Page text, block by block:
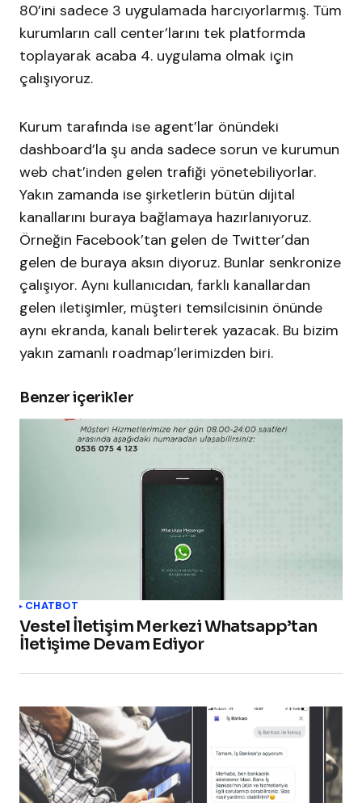
80’ini sadece 3 uygulamada harcıyorlarmış. Tüm
kurumların call center’larını tek platformda
toplayarak acaba 4. uygulama olmak için
çalışıyoruz.
Kurum tarafında ise agent’lar önündeki
dashboard’la şu anda sadece sorun ve kurumun
web chat’inden gelen trafiği yönetebiliyorlar.
Yakın zamanda ise şirketlerin bütün dijital
kanallarını buraya bağlamaya hazırlanıyoruz.
Örneğin Facebook’tan gelen de Twitter’dan
gelen de buraya aksın diyoruz. Bunlar senkronize
çalışıyor. Aynı kullanıcıdan, farklı kanallardan
gelen iletişimler, müşteri temsilcisinin önünde
aynı ekranda, kanalı belirterek yazacak. Bu bizim
yakın zamanlı roadmap’lerimizden biri.
Benzer içerikler
CHATBOT
Vestel İletişim Merkezi Whatsapp’tan
İletişime Devam Ediyor